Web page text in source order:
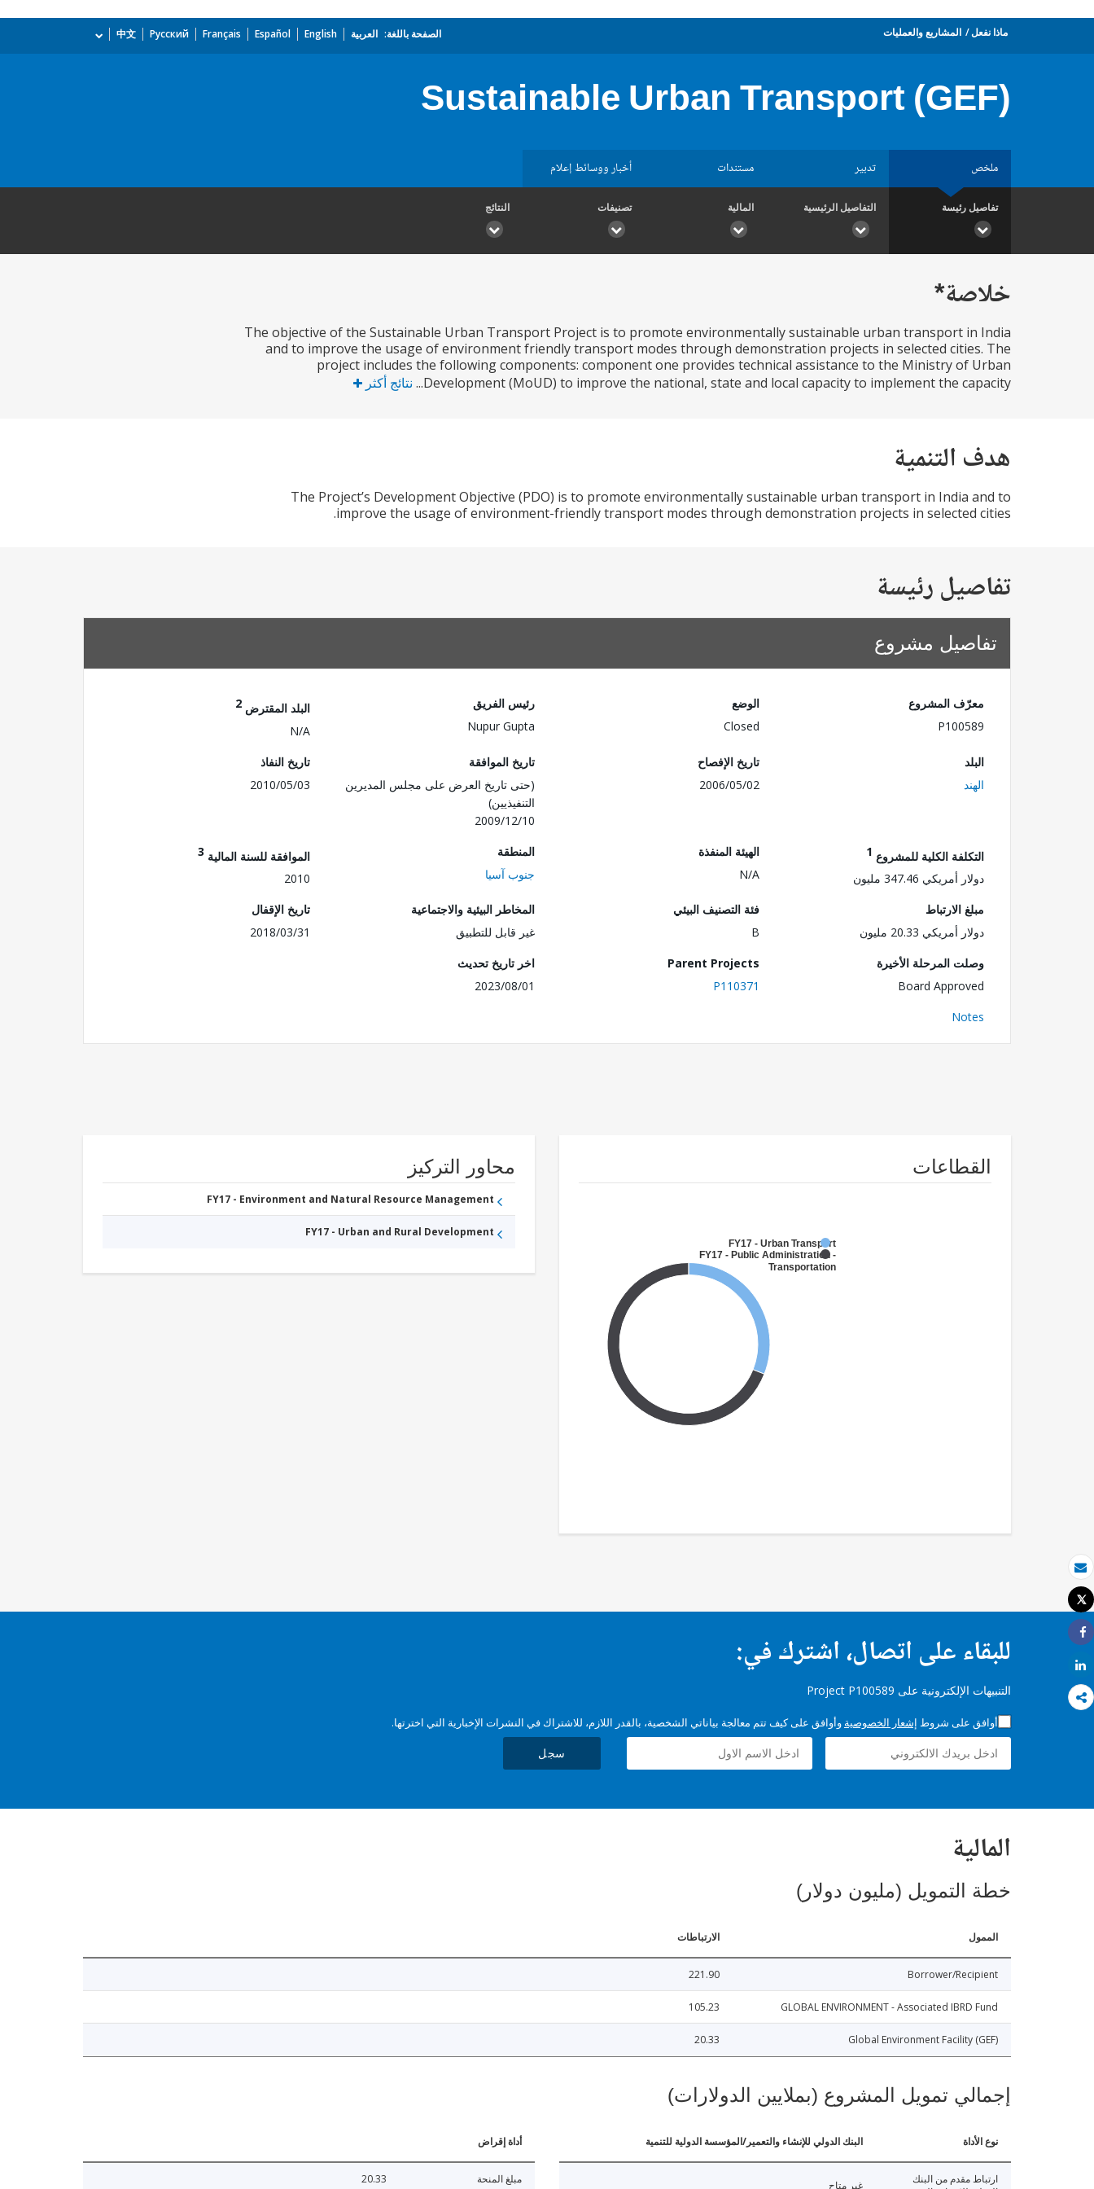
بريد الكتروني
طباعة
Tweet
Share
Share
ماذا نفعل المشاريع والعمليات الصفحة باللغة: العربية English
Español
Français
Русский
中文
Sustainable Urban Transport (GEF)
ملخص تدبير مستندات أخبار ووسائط إعلام
تفاصيل رئيسة التفاصيل الرئيسية المالية تصنيفات النتائج
خلاصة*
The objective of the Sustainable Urban Transport Project is to promote environmentally sustainable urban transport in India
and to improve the usage of environment friendly transport modes through demonstration projects in selected cities. The
project includes the following components: component one provides technical assistance to the Ministry of Urban
Development (MoUD) to improve the national, state and local capacity to implement the capacity...
نتائج أكثر
هدف التنمية
The Project’s Development Objective (PDO) is to promote environmentally sustainable urban transport in India and to
improve the usage of environment-friendly transport modes through demonstration projects in selected cities.
تفاصيل رئيسة
تفاصيل مشروع
معرّف المشروع
P100589
الوضع
Closed
رئيس الفريق
Nupur Gupta
البلد المقترض 2
N/A
البلد
الهند
تاريخ الإفصاح
2006/05/02
تاريخ الموافقة
(حتى تاريخ العرض على مجلس المديرين
التنفيذيين)
2009/12/10
تاريخ النفاذ
2010/05/03
التكلفة الكلية للمشروع 1
دولار أمريكي 347.46 مليون
الهيئة المنفذة
N/A
المنطقة
جنوب آسيا
الموافقة للسنة المالية 3
2010
مبلغ الارتباط
دولار أمريكي 20.33 مليون
فئة التصنيف البيئي
B
المخاطر البيئية والاجتماعية
غير قابل للتطبيق
تاريخ الإقفال
2018/03/31
وصلت المرحلة الأخيرة
Board Approved
Parent Projects
P110371
اخر تاريخ تحديث
2023/08/01
Notes
القطاعات
FY17 - Urban Transport
FY17 - Public Administration -
Transportation
محاور التركيز
FY17 - Environment and Natural Resource Management
FY17 - Urban and Rural Development
للبقاء على اتصال، اشترك في:
التنبيهات الإلكترونية على Project P100589
أوافق على شروط إشعار الخصوصية وأوافق على كيف تتم معالجة بياناتي الشخصية، بالقدر اللازم، للاشتراك في النشرات الإخبارية التي اخترتها.
سجل
المالية
خطة التمويل (مليون دولار)
الممول الارتباطات
Borrower/Recipient
221.90
GLOBAL ENVIRONMENT - Associated IBRD Fund
105.23
Global Environment Facility (GEF)
20.33
إجمالي تمويل المشروع (بملايين الدولارات)
نوع الأداة البنك الدولي للإنشاء والتعمير/المؤسسة الدولية للتنمية
ارتباط مقدم من البنك
غير متاح
أداة إقراض
مبلغ المنحة 20.33